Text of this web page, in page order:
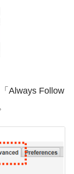
Always Follow